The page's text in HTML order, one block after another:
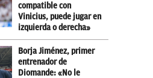
compatible con
Vinicius, puede jugar en
izquierda o derecha»
Borja Jiménez, primer
entrenador de
Diomande: «No le